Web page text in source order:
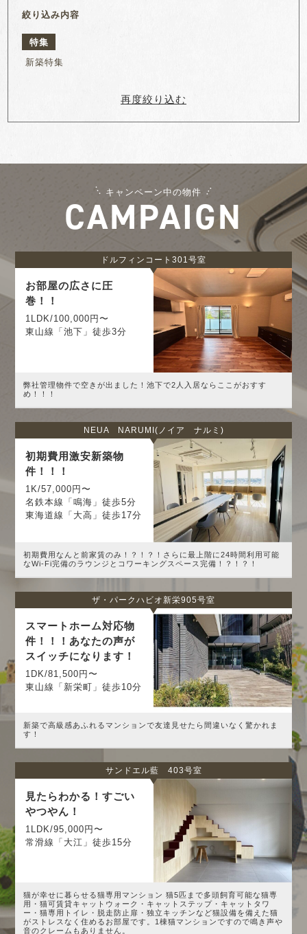
絞り込み内容
特集
新築特集
再度絞り込む
キャンペーン中の物件
CAMPAIGN
ドルフィンコート301号室
お部屋の広さに圧
巻！！
1LDK/100,000円〜
東山線「池下」徒歩3分
弊社管理物件で空きが出ました！池下で2人入居ならここがおすす
め！！！
NEUA NARUMI(ノイア ナルミ)
初期費用激安新築物
件！！！
1K/57,000円〜
名鉄本線「鳴海」徒歩5分
東海道線「大高」徒歩17分
初期費用なんと前家賃のみ！？！？！さらに最上階に24時間利用可能
なWi-Fi完備のラウンジとコワーキングスペース完備！？！？！
ザ・パークハビオ新栄905号室
スマートホーム対応物
件！！！あなたの声が
スイッチになります！
1DK/81,500円〜
東山線「新栄町」徒歩10分
新築で高級感あふれるマンションで友達見せたら間違いなく驚かれま
す！
サンドエル藍 403号室
見たらわかる！すごい
やつやん！
1LDK/95,000円〜
常滑線「大江」徒歩15分
猫が幸せに暮らせる猫専用マンション 猫5匹まで多頭飼育可能な猫専
用・猫可賃貸キャットウォーク・キャットステップ・キャットタワ
ー・猫専用トイレ・脱走防止扉・独立キッチンなど猫設備を備えた猫
がストレスなく住めるお部屋です。1棟猫マンションですので鳴き声や
音のクレームもありません。